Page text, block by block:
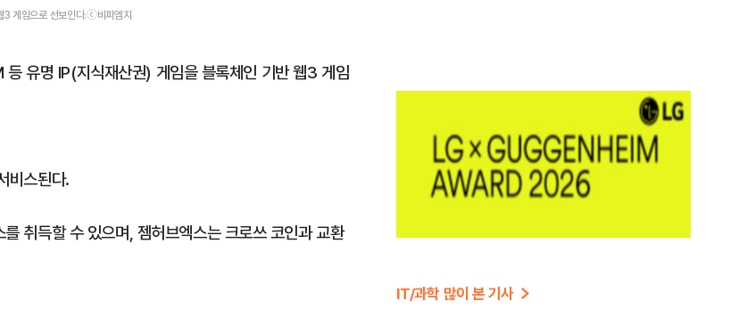
3 게임으로 선보인다.ⓒ비피엠지
유명 IP(지식재산권) 게임을 블록체인 기반 웹3 게임
비스된다.
취득할 수 있으며, 젬허브엑스는 크로쓰 코인과 교환
IT/과학 많이 본 기사